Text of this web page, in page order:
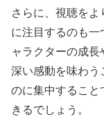
さらに、視聴を
に注目するのも一
ャラクターの成長
深い感動を味わう
のに集中すること
きるでしょう。